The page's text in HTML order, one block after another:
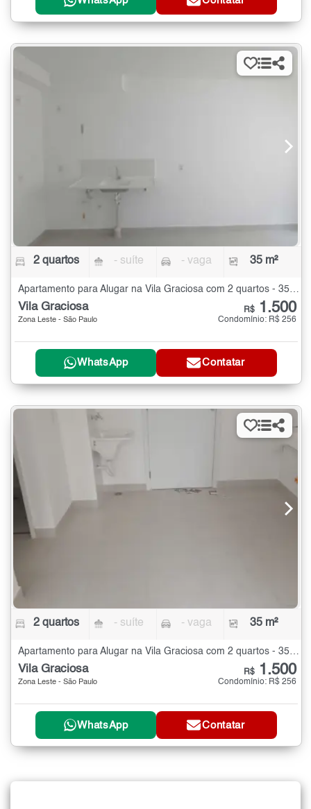
2 quartos - suíte - vaga 35 m²
Vila Graciosa
Zona Leste - São Paulo
R$ 1.500
Condomínio: R$ 256
WhatsApp Contatar
2 quartos - suíte - vaga 35 m²
Apartamento para Alugar na Vila Graciosa com 2 quartos - 35 m²
Vila Graciosa
Zona Leste - São Paulo
R$ 1.500
Condomínio: R$ 256
WhatsApp Contatar